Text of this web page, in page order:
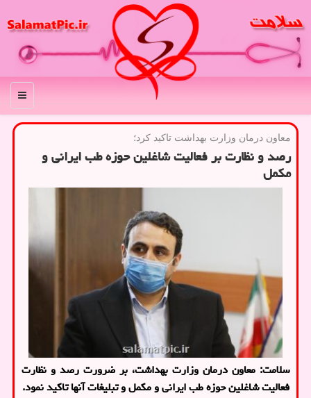
منو
معاون درمان وزارت بهداشت تاكید كرد؛
رصد و نظارت بر فعالیت شاغلین حوزه طب ایرانی و
مکمل
سلامت: معاون درمان وزارت بهداشت، بر ضرورت رصد و نظارت
فعالیت شاغلین حوزه طب ایرانی و مکمل و تبلیغات آنها تاکید نمود.